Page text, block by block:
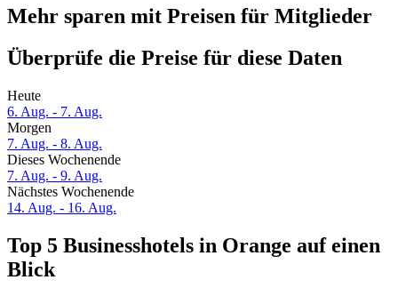
Mehr sparen mit Preisen für Mitglieder
Überprüfe die Preise für diese Daten
Heute
6. Aug. - 7. Aug.
Morgen
7. Aug. - 8. Aug.
Dieses Wochenende
7. Aug. - 9. Aug.
Nächstes Wochenende
14. Aug. - 16. Aug.
Top 5 Businesshotels in Orange auf einen
Blick